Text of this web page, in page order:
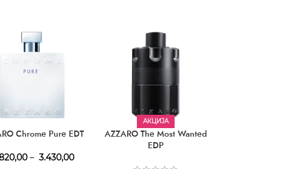
Chrome Pure EDT
– 3.430,00
АКЦИЈА
AZZARO The Most Wanted
EDP